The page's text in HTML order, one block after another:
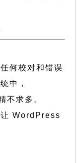
何校对和错误
中，
不求多。
让 WordPress